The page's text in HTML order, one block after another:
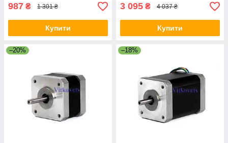
987 ₴ 1 301 ₴
Купити
3 095 ₴ 4 037 ₴
Купити
–20% –18%